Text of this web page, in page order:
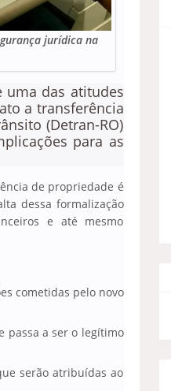
jurídica na
uma das atitudes
a transferência
(Detran-RO)
para as
de propriedade é
dessa formalização
e até mesmo
cometidas pelo novo
passa a ser o legítimo
serão atribuídas ao